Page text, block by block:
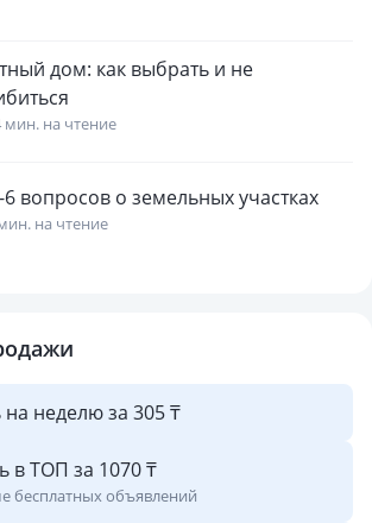
дом: как выбрать и не
мин. на чтение
вопросов о земельных участках
на чтение
неделю за 305 ₸
в ТОП за 1070 ₸
бесплатных объявлений